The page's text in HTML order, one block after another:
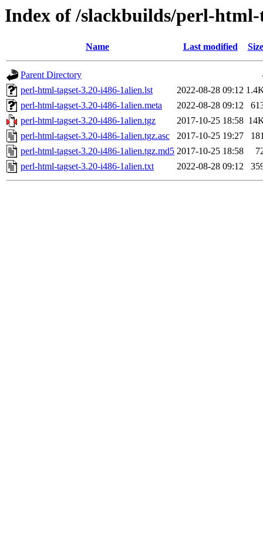
Index of /slackbuilds/perl-html-
Name Last modified Size
Parent Directory
perl-html-tagset-3.20-i486-1alien.lst
2022-08-28 09:12
perl-html-tagset-3.20-i486-1alien.meta
2022-08-28 09:12
perl-html-tagset-3.20-i486-1alien.tgz
2017-10-25 18:58
perl-html-tagset-3.20-i486-1alien.tgz.asc
2017-10-25 19:27
perl-html-tagset-3.20-i486-1alien.tgz.md5 2017-10-25 18:58
perl-html-tagset-3.20-i486-1alien.txt
2022-08-28 09:12